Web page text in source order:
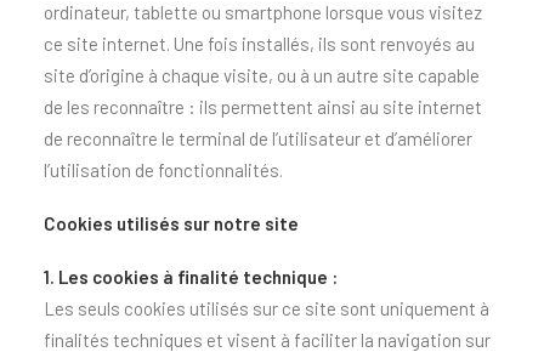
ordinateur, tablette ou smartphone lorsque vous visitez
ce site internet. Une fois installés, ils sont renvoyés au
site d’origine à chaque visite, ou à un autre site capable
de les reconnaître : ils permettent ainsi au site internet
de reconnaître le terminal de l’utilisateur et d’améliorer
l’utilisation de fonctionnalités.
Cookies utilisés sur notre site
1. Les cookies à finalité technique :
Les seuls cookies utilisés sur ce site sont uniquement à
finalités techniques et visent à faciliter la navigation sur